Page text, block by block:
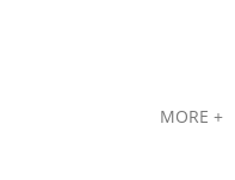
MORE +